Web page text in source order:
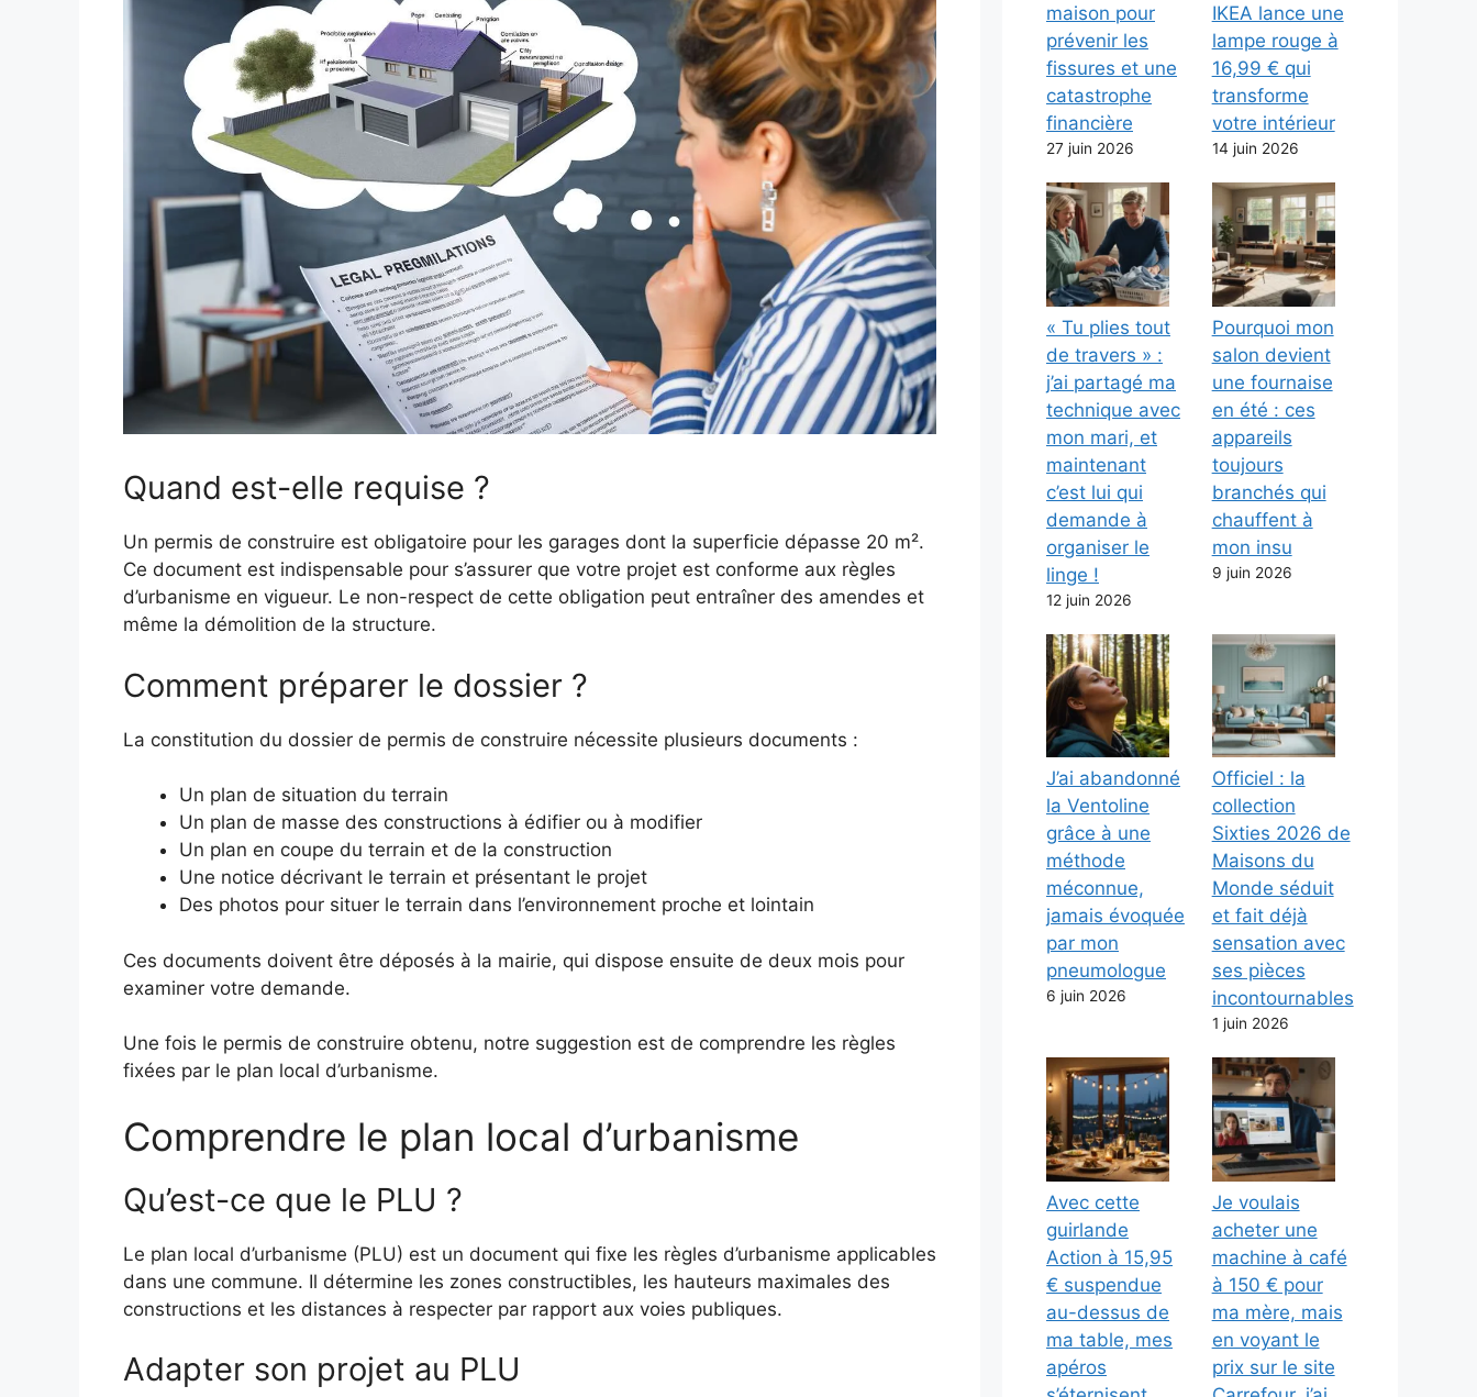
Quand est-elle requise ?
Un permis de construire est obligatoire pour les garages dont la superficie dépasse 20 m².
Ce document est indispensable pour s’assurer que votre projet est conforme aux règles
d’urbanisme en vigueur. Le non-respect de cette obligation peut entraîner des amendes et
même la démolition de la structure.
Comment préparer le dossier ?
La constitution du dossier de permis de construire nécessite plusieurs documents :
Un plan de situation du terrain
Un plan de masse des constructions à édifier ou à modifier
Un plan en coupe du terrain et de la construction
Une notice décrivant le terrain et présentant le projet
Des photos pour situer le terrain dans l’environnement proche et lointain
Ces documents doivent être déposés à la mairie, qui dispose ensuite de deux mois pour
examiner votre demande.
Une fois le permis de construire obtenu, notre suggestion est de comprendre les règles
fixées par le plan local d’urbanisme.
Comprendre le plan local d’urbanisme
Qu’est-ce que le PLU ?
Le plan local d’urbanisme (PLU) est un document qui fixe les règles d’urbanisme applicables
dans une commune. Il détermine les zones constructibles, les hauteurs maximales des
constructions et les distances à respecter par rapport aux voies publiques.
Adapter son projet au PLU
maison pour
prévenir les
fissures et une
catastrophe
financière
27 juin 2026
IKEA lance une
lampe rouge à
16,99 € qui
transforme
votre intérieur
14 juin 2026
« Tu plies tout
de travers » :
j’ai partagé ma
technique avec
mon mari, et
maintenant
c’est lui qui
demande à
organiser le
linge !
12 juin 2026
Pourquoi mon
salon devient
une fournaise
en été : ces
appareils
toujours
branchés qui
chauffent à
mon insu
9 juin 2026
J’ai abandonné
la Ventoline
grâce à une
méthode
méconnue,
jamais évoquée
par mon
pneumologue
6 juin 2026
Officiel : la
collection
Sixties 2026 de
Maisons du
Monde séduit
et fait déjà
sensation avec
ses pièces
incontournables
1 juin 2026
Avec cette
guirlande
Action à 15,95
€ suspendue
au-dessus de
ma table, mes
apéros
Je voulais
acheter une
machine à café
à 150 € pour
ma mère, mais
en voyant le
prix sur le site